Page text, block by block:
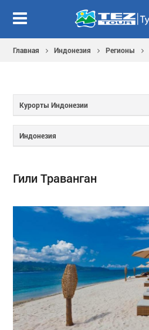
Главная Индонезия Регионы
Курорты Индонезии
Индонезия
Гили Траванган